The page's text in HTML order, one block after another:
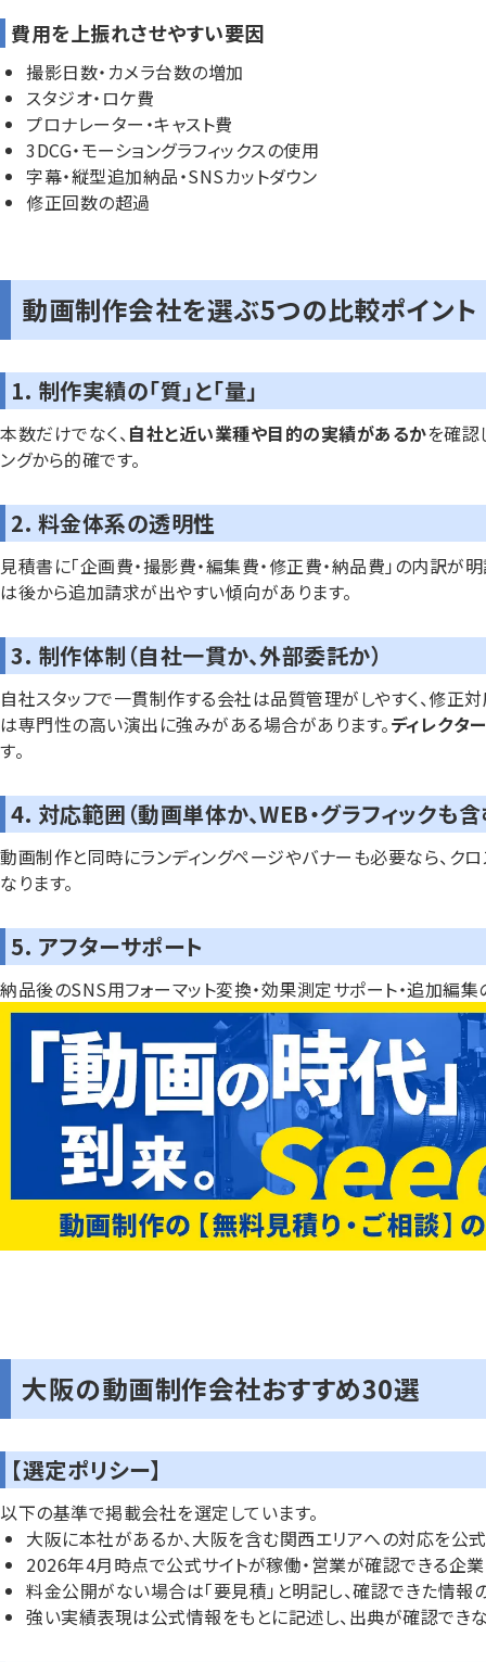
費用を上振れさせやすい要因
撮影日数・カメラ台数の増加
スタジオ・ロケ費
プロナレーター・キャスト費
3DCG・モーショングラフィックスの使用
字幕・縦型追加納品・SNSカットダウン
修正回数の超過
動画制作会社を選ぶ5つの比較ポイント
1. 制作実績の「質」と「量」
本数だけでなく、自社と近い業種や目的の実績があるかを確認
ングから的確です。
2. 料金体系の透明性
見積書に「企画費・撮影費・編集費・修正費・納品費」の内訳
は後から追加請求が出やすい傾向があります。
3. 制作体制（自社一貫か、外部委託か）
自社スタッフで一貫制作する会社は品質管理がしやすく、修正
は専門性の高い演出に強みがある場合があります。ディレクタ
す。
4. 対応範囲（動画単体か、WEB・グラフィックも含
動画制作と同時にランディングページやバナーも必要なら、ク
なります。
5. アフターサポート
納品後のSNS用フォーマット変換・効果測定サポート・追加編
大阪の動画制作会社おすすめ30選
【選定ポリシー】
以下の基準で掲載会社を選定しています。
大阪に本社があるか、大阪を含む関西エリアへの対応を公
2026年4月時点で公式サイトが稼働・営業が確認できる企業
料金公開がない場合は「要見積」と明記し、確認できた情報
強い実績表現は公式情報をもとに記述し、出典が確認でき